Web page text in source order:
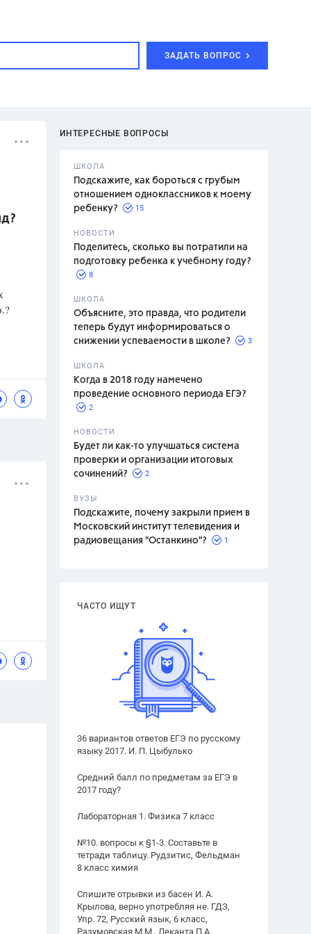
ЗАДАТЬ ВОПРОС
Л.С.,
ИНТЕРЕСНЫЕ ВОПРОСЫ
ШКОЛА
Подскажите, как бороться с грубым
отношением одноклассников к моему
ребенку?
15
НОВОСТИ
Поделитесь, сколько вы потратили на
подготовку ребенка к учебному году?
8
ШКОЛА
Объясните, это правда, что родители
теперь будут информироваться о
снижении успеваемости в школе?
3
ШКОЛА
Когда в 2018 году намечено
проведение основного периода ЕГЭ?
2
НОВОСТИ
Будет ли как-то улучшаться система
проверки и организации итоговых
сочинений?
2
ВУЗЫ
Подскажите, почему закрыли прием в
Московский институт телевидения и
радиовещания "Останкино"?
1
ЧАСТО ИЩУТ
36 вариантов ответов ЕГЭ по русскому
языку 2017. И. П. Цыбулько
Средний балл по предметам за ЕГЭ в
2017 году?
Лабораторная 1. Физика 7 класс
№10. вопросы к §1-3. Составьте в
тетради таблицу. Рудзитис, Фельдман
8 класс химия
Спишите отрывки из басен И. А.
Крылова, верно употребляя не. ГДЗ,
Упр. 72, Русский язык, 6 класс,
Разумовская М.М., Леканта П.А.